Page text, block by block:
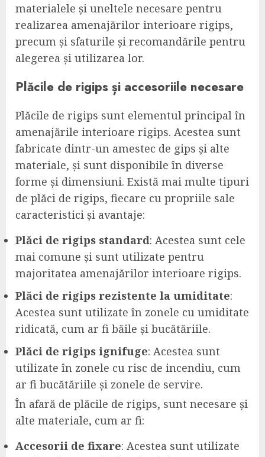
materialele și uneltele necesare pentru
realizarea amenajărilor interioare rigips,
precum și sfaturile și recomandările pentru
alegerea și utilizarea lor.
Plăcile de rigips și accesoriile necesare
Plăcile de rigips sunt elementul principal în
amenajările interioare rigips. Acestea sunt
fabricate dintr-un amestec de gips și alte
materiale, și sunt disponibile în diverse
forme și dimensiuni. Există mai multe tipuri
de plăci de rigips, fiecare cu propriile sale
caracteristici și avantaje:
Plăci de rigips standard: Acestea sunt cele
mai comune și sunt utilizate pentru
majoritatea amenajărilor interioare rigips.
Plăci de rigips rezistente la umiditate:
Acestea sunt utilizate în zonele cu umiditate
ridicată, cum ar fi băile și bucătăriile.
Plăci de rigips ignifuge: Acestea sunt
utilizate în zonele cu risc de incendiu, cum
ar fi bucătăriile și zonele de servire.
În afară de plăcile de rigips, sunt necesare și
alte materiale, cum ar fi:
Accesorii de fixare: Acestea sunt utilizate